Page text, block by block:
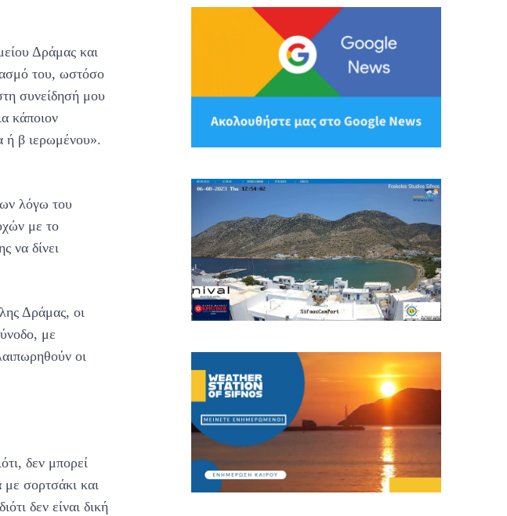
Δράμας και
του, ωστόσο
συνείδησή μου
κάποιον
ή β ιερωμένου».
λόγω του
με το
να δίνει
Δράμας, οι
με
οι
δεν μπορεί
με σορτσάκι και
δεν είναι δική